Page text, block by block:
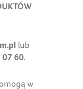
lub
07 60.
w